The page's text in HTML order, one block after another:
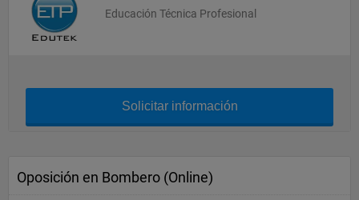
Educación Técnica Profesional
Solicitar información
Oposición en Bombero (Online)